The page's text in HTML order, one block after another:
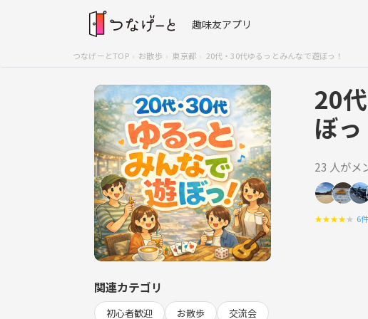
趣味友アプリ
つなげーとTOP お散歩 東京都 20代・30代ゆるっとみんなで遊ぼっ！
20
ぼっ
23 人がメ
★★★★★ 6
関連カテゴリ
初心者歓迎 お散歩 交流会